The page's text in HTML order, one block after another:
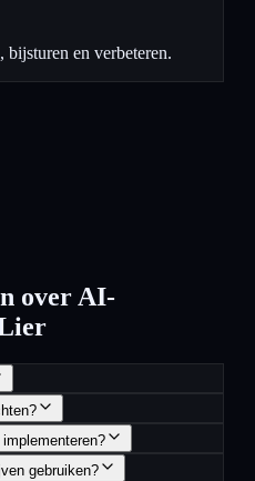
en verbeteren.
over AI-
gebruiken?